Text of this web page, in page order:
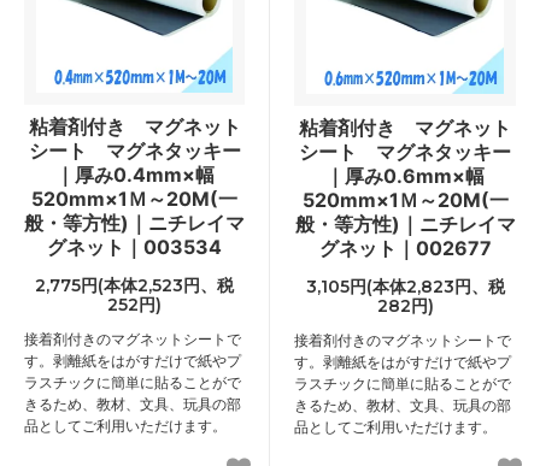
粘着剤付き マグネット
シート マグネタッキー
｜厚み0.4mm×幅
520mm×1Ｍ～20M(一
般・等方性)｜ニチレイマ
グネット｜003534
2,775円(本体2,523円、税
252円)
接着剤付きのマグネットシートで
す。剥離紙をはがすだけで紙やプ
ラスチックに簡単に貼ることがで
きるため、教材、文具、玩具の部
品としてご利用いただけます。
粘着剤付き マグネット
シート マグネタッキー
｜厚み0.6mm×幅
520mm×1Ｍ～20M(一
般・等方性)｜ニチレイマ
グネット｜002677
3,105円(本体2,823円、税
282円)
接着剤付きのマグネットシートで
す。剥離紙をはがすだけで紙やプ
ラスチックに簡単に貼ることがで
きるため、教材、文具、玩具の部
品としてご利用いただけます。